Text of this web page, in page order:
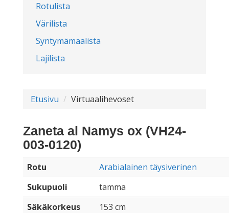
Rotulista
Värilista
Syntymämaalista
Lajilista
Etusivu Virtuaalihevoset
Zaneta al Namys ox (VH24-
003-0120)
Rotu
Arabialainen täysiverinen
Sukupuoli
tamma
Säkäkorkeus
153 cm